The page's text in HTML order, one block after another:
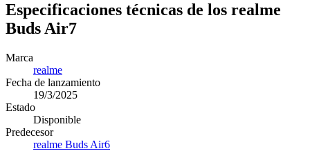
Especificaciones técnicas de los realme
Buds Air7
Marca
realme
Fecha de lanzamiento
19/3/2025
Estado
Disponible
Predecesor
realme Buds Air6